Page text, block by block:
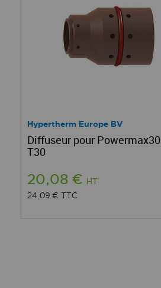
Hypertherm Europe BV
Diffuseur pour
T30
20,08 € HT
24,09 € TTC